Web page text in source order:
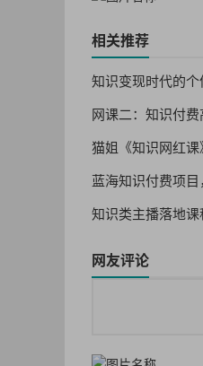
相关推荐
知识变现时代的个
网课二：知识付
猫姐《知识网红课》
蓝海知识付费项目
知识类主播落地
网友评论